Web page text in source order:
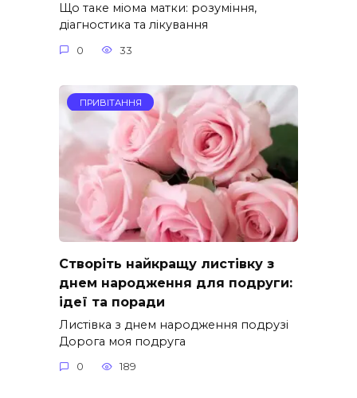
Що таке міома матки: розуміння,
діагностика та лікування
0 33
ПРИВІТАННЯ
Створіть найкращу листівку з
днем народження для подруги:
ідеї та поради
Листівка з днем народження подрузі
Дорога моя подруга
0 189